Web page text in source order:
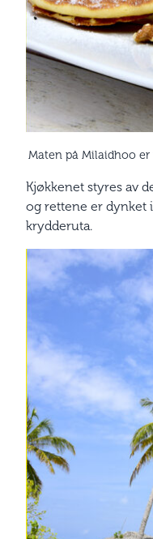
Maten på Milaidhoo
Kjøkkenet styres av
og rettene er dynket
krydderuta.